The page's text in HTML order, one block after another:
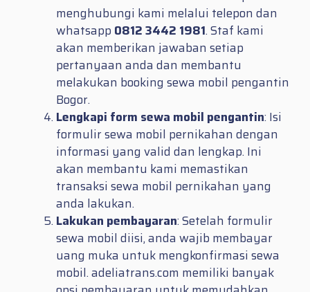
menghubungi kami melalui telepon dan
whatsapp 0812 3442 1981. Staf kami
akan memberikan jawaban setiap
pertanyaan anda dan membantu
melakukan booking sewa mobil pengantin
Bogor.
Lengkapi form sewa mobil pengantin: Isi
formulir sewa mobil pernikahan dengan
informasi yang valid dan lengkap. Ini
akan membantu kami memastikan
transaksi sewa mobil pernikahan yang
anda lakukan.
Lakukan pembayaran: Setelah formulir
sewa mobil diisi, anda wajib membayar
uang muka untuk mengkonfirmasi sewa
mobil. adeliatrans.com memiliki banyak